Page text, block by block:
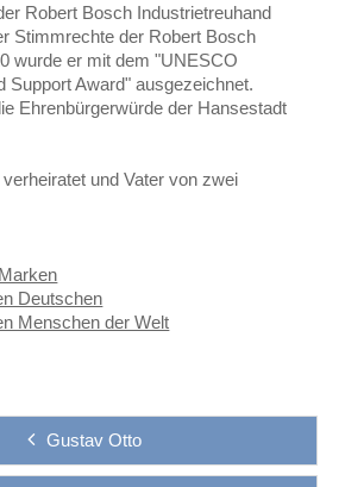
Robert Bosch Industrietreuhand
Stimmrechte der Robert Bosch
wurde er mit dem "UNESCO
Support Award" ausgezeichnet.
Ehrenbürgerwürde der Hansestadt
und Vater von zwei
Deutschen
Menschen der Welt
Gustav Otto